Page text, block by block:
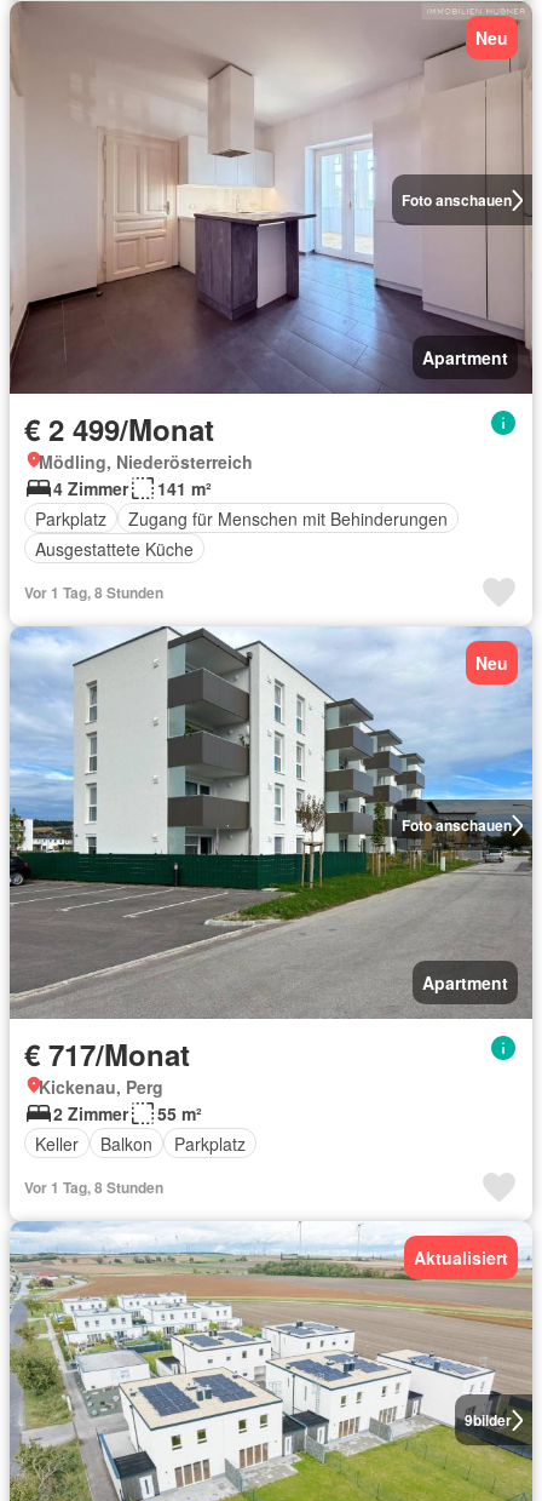
Foto anschauen
Neu
Apartment
€ 2 499/Monat
Mödling, Niederösterreich
4 Zimmer
141 m²
Parkplatz
Zugang für Menschen mit Behinderungen
Ausgestattete Küche
Vor 1 Tag, 8 Stunden
Foto anschauen
Neu
Apartment
€ 717/Monat
Kickenau, Perg
2 Zimmer
55 m²
Keller
Balkon Parkplatz
Vor 1 Tag, 8 Stunden
9bilder
Aktualisiert